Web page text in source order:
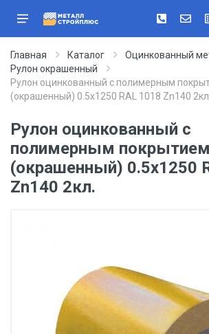
Главная Каталог
Оцинкованный
Рулон окрашенный
Рулон оцинкованный с полимерным
(окрашенный) 0.5x1250 RAL 1018 Zn140 2кл.
Рулон оцинкованный с
полимерным покрытием
(окрашенный) 0.5x1250
Zn140 2кл.